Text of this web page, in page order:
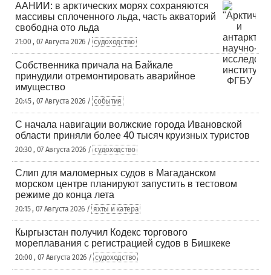
ААНИИ: в арктических морях сохраняются
массивы сплоченного льда, часть акваторий
свободна ото льда
21:00 , 07 Августа 2026 / судоходство
Собственника причала на Байкале
принудили отремонтировать аварийное
имущество
20:45 , 07 Августа 2026 / события
С начала навигации волжские города Ивановской
области приняли более 40 тысяч круизных туристов
20:30 , 07 Августа 2026 / судоходство
Слип для маломерных судов в Магаданском
морском центре планируют запустить в тестовом
режиме до конца лета
20:15 , 07 Августа 2026 / яхты и катера
Кыргызстан получил Кодекс торгового
мореплавания с регистрацией судов в Бишкеке
20:00 , 07 Августа 2026 / судоходство